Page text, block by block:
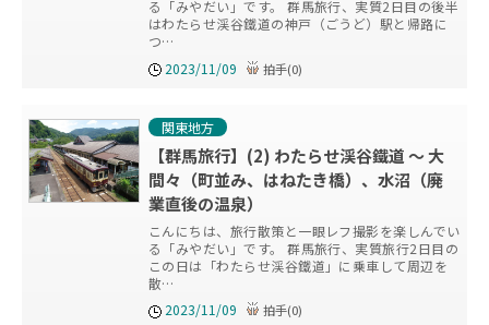
る「みやだい」です。 群馬旅行、実質2日目の後半
はわたらせ渓谷鐵道の神戸（ごうど）駅と帰路に
つ…
2023/11/09
拍手(0)
関東地方
【群馬旅行】(2) わたらせ渓谷鐵道 ～ 大
間々（町並み、はねたき橋）、水沼（廃
業直後の温泉）
こんにちは、旅行散策と一眼レフ撮影を楽しんでい
る「みやだい」です。 群馬旅行、実質旅行2日目の
この日は「わたらせ渓谷鐵道」に乗車して周辺を
散…
2023/11/09
拍手(0)